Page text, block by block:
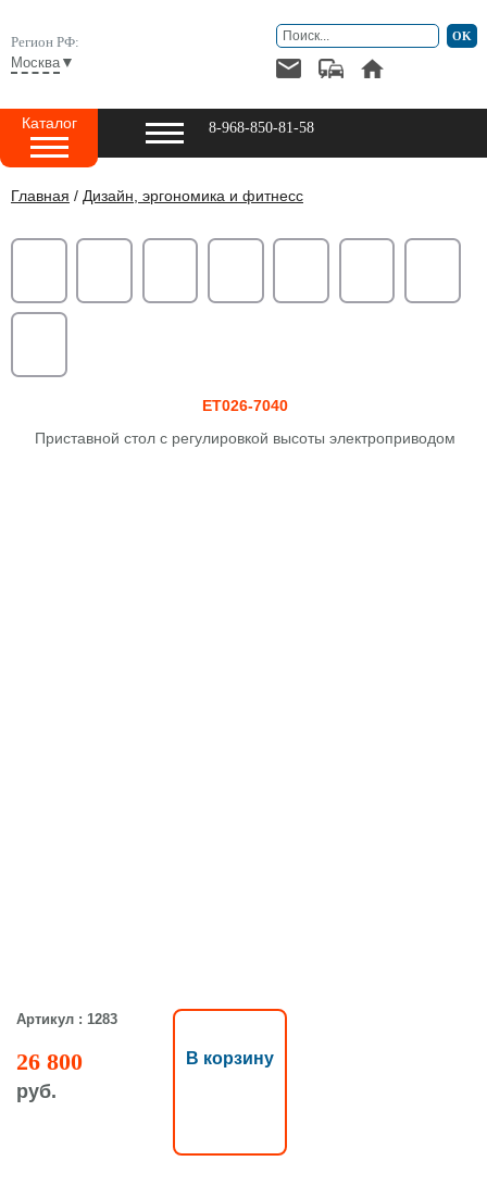
Регион РФ:
Москва ▼
Каталог 8-968-850-81-58
Главная / Дизайн, эргономика и фитнесс
ET026-7040
Пpиставнoй стол с регулировкой высоты электроприводом
Артикул : 1283
26 800
руб.
В корзину